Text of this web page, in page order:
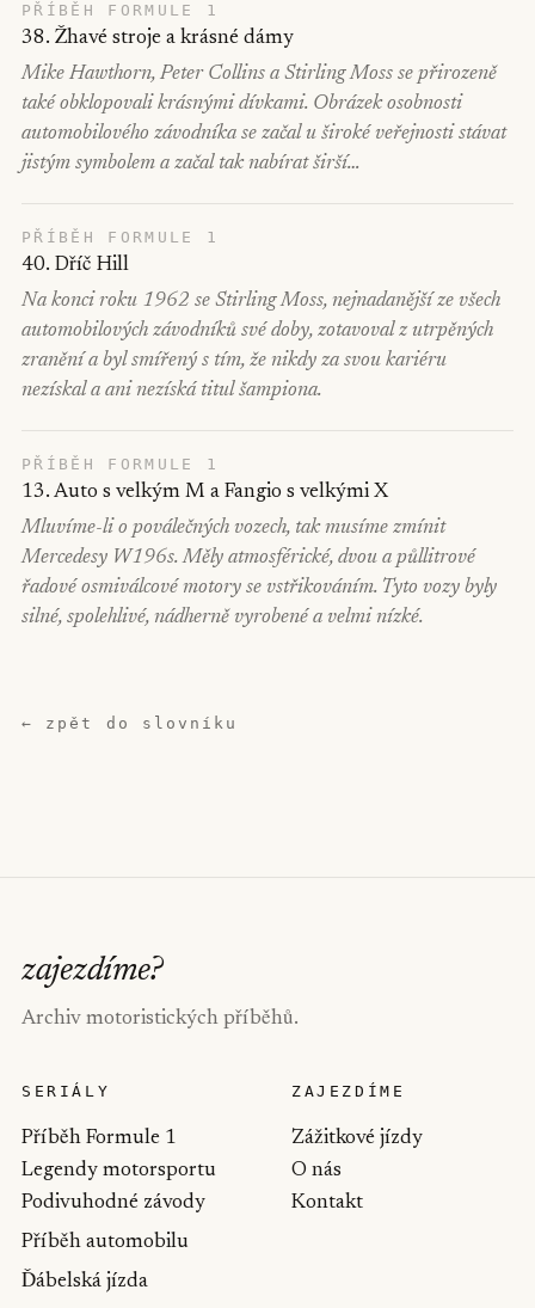
PŘÍBĚH FORMULE 1
38. Žhavé stroje a krásné dámy
Mike Hawthorn, Peter Collins a Stirling Moss se přirozeně
také obklopovali krásnými dívkami. Obrázek osobnosti
automobilového závodníka se začal u široké veřejnosti stávat
jistým symbolem a začal tak nabírat širší…
PŘÍBĚH FORMULE 1
40. Dříč Hill
Na konci roku 1962 se Stirling Moss, nejnadanější ze všech
automobilových závodníků své doby, zotavoval z utrpěných
zranění a byl smířený s tím, že nikdy za svou kariéru
nezískal a ani nezíská titul šampiona.
PŘÍBĚH FORMULE 1
13. Auto s velkým M a Fangio s velkými X
Mluvíme-li o poválečných vozech, tak musíme zmínit
Mercedesy W196s. Měly atmosférické, dvou a půllitrové
řadové osmiválcové motory se vstřikováním. Tyto vozy byly
silné, spolehlivé, nádherně vyrobené a velmi nízké.
← zpět do slovníku
zajezdíme?
Archiv motoristických příběhů.
SERIÁLY
Příběh Formule 1
Legendy motorsportu
Podivuhodné závody
Příběh automobilu
Ďábelská jízda
ZAJEZDÍME
Zážitkové jízdy
O nás
Kontakt